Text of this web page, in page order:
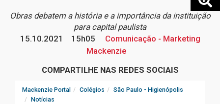
Obras debatem a história e a importância da instituição
para capital paulista
15.10.2021
15h05
Comunicação - Marketing
Mackenzie
COMPARTILHE NAS REDES SOCIAIS
Mackenzie Portal Colégios
São Paulo - Higienópolis
Notícias